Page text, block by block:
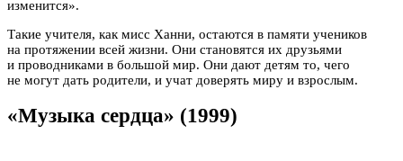
изменится».
Такие учителя, как мисс Ханни, остаются в памяти учеников
на протяжении всей жизни. Они становятся их друзьями
и проводниками в большой мир. Они дают детям то, чего
не могут дать родители, и учат доверять миру и взрослым.
«Музыка сердца» (1999)